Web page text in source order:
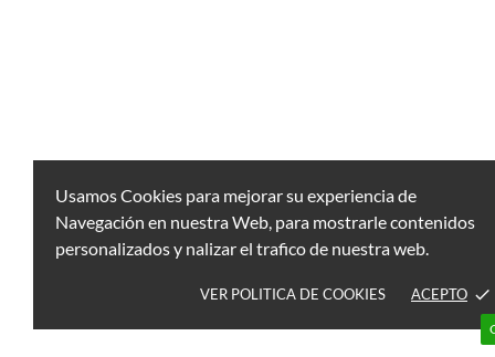
Usamos Cookies para mejorar su experiencia de
Navegación en nuestra Web, para mostrarle contenidos
personalizados y nalizar el trafico de nuestra web.
VER POLITICA DE COOKIES ACEPTO done